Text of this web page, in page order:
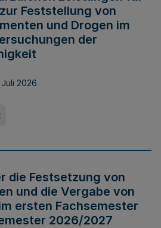
Feststellung von
und Drogen im
der
2026
die Festsetzung von
und die Vergabe von
ersten Fachsemester
2026/2027